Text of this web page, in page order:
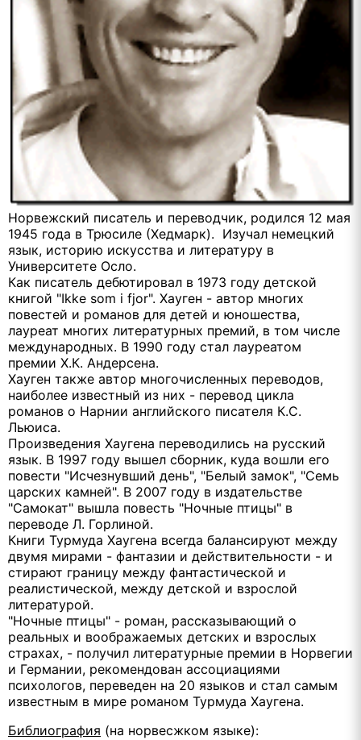
Норвежский писатель и переводчик, родился 12 мая
1945 года в Трюсиле (Хедмарк). Изучал немецкий
язык, историю искусства и литературу в
Университете Осло.
Как писатель дебютировал в 1973 году детской
книгой "Ikke som i fjor". Хауген - автор многих
повестей и романов для детей и юношества,
лауреат многих литературных премий, в том числе
международных. В 1990 году стал лауреатом
премии Х.К. Андерсена.
Хауген также автор многочисленных переводов,
наиболее известный из них - перевод цикла
романов о Нарнии английского писателя К.С.
Льюиса.
Произведения Хаугена переводились на русский
язык. В 1997 году вышел сборник, куда вошли его
повести "Исчезнувший день", "Белый замок", "Семь
царских камней". В 2007 году в издательстве
"Самокат" вышла повесть "Ночные птицы" в
переводе Л. Горлиной.
Книги Турмуда Хаугена всегда балансируют между
двумя мирами - фантазии и действительности - и
стирают границу между фантастической и
реалистической, между детской и взрослой
литературой.
"Ночные птицы" - роман, рассказывающий о
реальных и воображаемых детских и взрослых
страхах, - получил литературные премии в Норвегии
и Германии, рекомендован ассоциациями
психологов, переведен на 20 языков и стал самым
известным в мире романом Турмуда Хаугена.
Библиография (на норвесжком языке):